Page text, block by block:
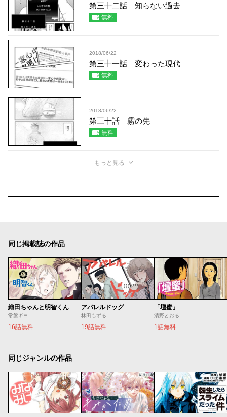
第三十二話 知らない過去
無料
2018/06/22
第三十一話 変わった現代
無料
2018/06/22
第三十話 霧の先
無料
もっと見る
同じ掲載誌の作品
織田ちゃんと明智くん
常盤ギヨ
16話無料
アパレルドッグ
林田もずる
19話無料
「壇蜜」
清野とおる
1話無料
同じジャンルの作品